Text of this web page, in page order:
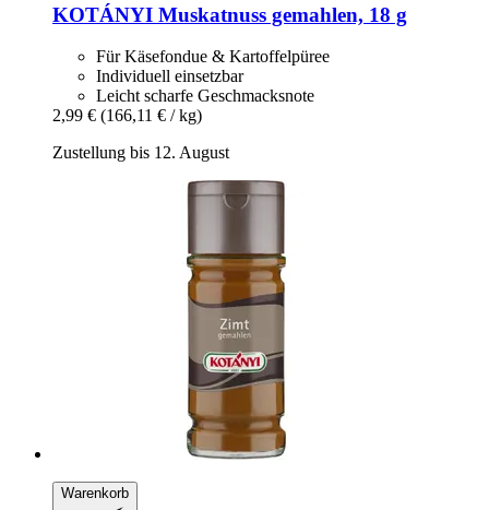
KOTÁNYI Muskatnuss gemahlen, 18 g
Für Käsefondue & Kartoffelpüree
Individuell einsetzbar
Leicht scharfe Geschmacksnote
2,99 € (166,11 € / kg)
Zustellung bis 12. August
Warenkorb